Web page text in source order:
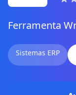
Ferramenta
Sistemas ERP